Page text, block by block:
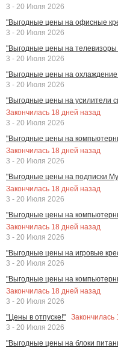
3 - 20 Июля 2026
"Выгодные цены на офисные
3 - 20 Июля 2026
"Выгодные цены на телевизоры
3 - 20 Июля 2026
"Выгодные цены на
3 - 20 Июля 2026
"Выгодные цены на усилители
Закончилась 18 дней назад
3 - 20 Июля 2026
"Выгодные цены на
Закончилась 18 дней назад
3 - 20 Июля 2026
"Выгодные цены на подписки
Закончилась 18 дней назад
3 - 20 Июля 2026
"Выгодные цены на
Закончилась 18 дней назад
3 - 20 Июля 2026
"Выгодные цены на игровые
3 - 20 Июля 2026
"Выгодные цены на
Закончилась 18 дней назад
3 - 20 Июля 2026
"Цены в отпуске!"
Закончилась
3 - 20 Июля 2026
"Выгодные цены на блоки